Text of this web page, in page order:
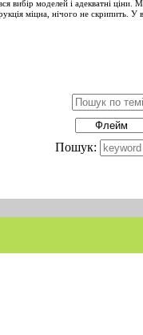
вибір моделей і адекватні ціни.
міцна, нічого не скрипить. У
Пошук: